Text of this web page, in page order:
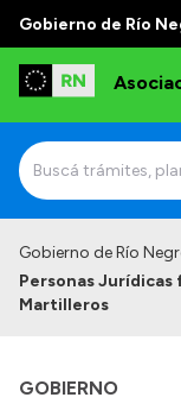
Gobierno de Río
Institucional
Autoridades,
Gobierno de Río
Personas
Martilleros
GOBIERNO